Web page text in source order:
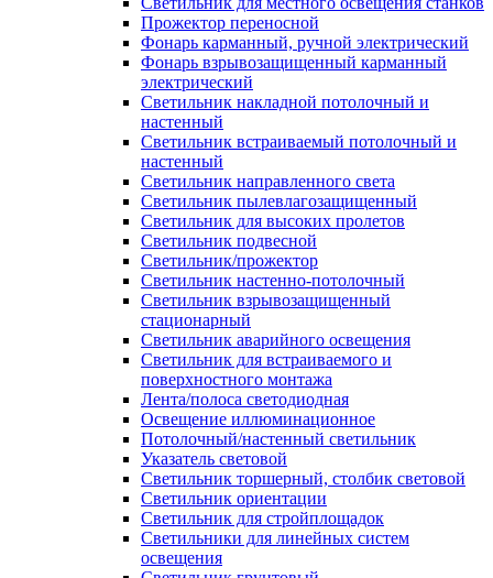
Прожектор переносной
Фонарь карманный, ручной электрический
Фонарь взрывозащищенный карманный
электрический
Светильник накладной потолочный и
настенный
Светильник встраиваемый потолочный и
настенный
Светильник направленного света
Светильник пылевлагозащищенный
Светильник для высоких пролетов
Светильник подвесной
Светильник/прожектор
Светильник настенно-потолочный
Светильник взрывозащищенный
стационарный
Светильник аварийного освещения
Светильник для встраиваемого и
поверхностного монтажа
Лента/полоса светодиодная
Освещение иллюминационное
Потолочный/настенный светильник
Указатель световой
Светильник торшерный, столбик световой
Светильник ориентации
Светильник для стройплощадок
Светильники для линейных систем
освещения